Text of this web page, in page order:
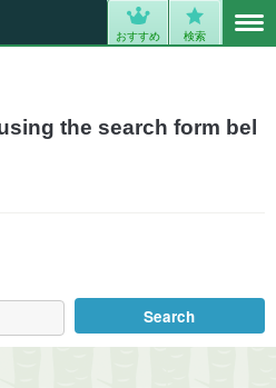
おすすめ 検索
the search form bel